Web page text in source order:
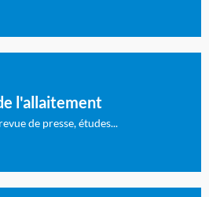
l'allaitement
de presse, études...
publiées dans la presse